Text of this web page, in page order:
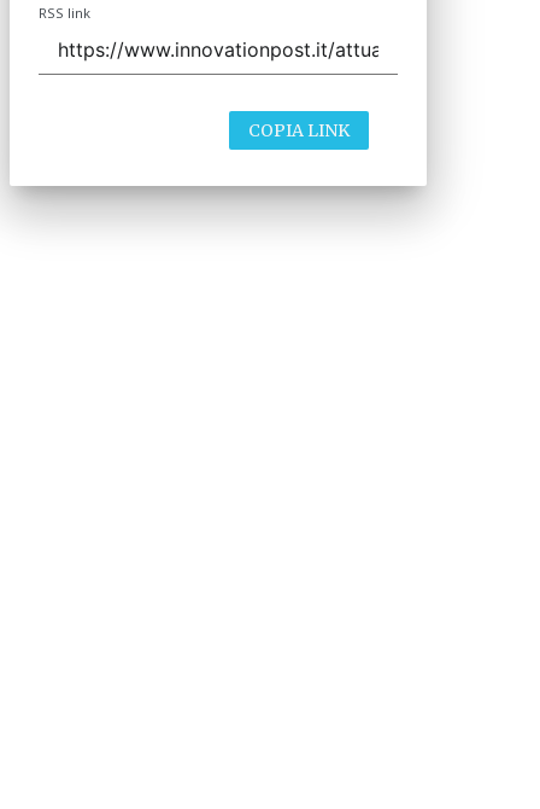
RSS link
COPIA LINK